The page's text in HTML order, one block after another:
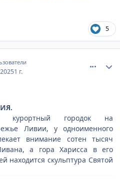
5
1 г.
городок на
Ливии, у одноименного
внимание сотен тысяч
а гора Харисса в его
находится скульптура Святой